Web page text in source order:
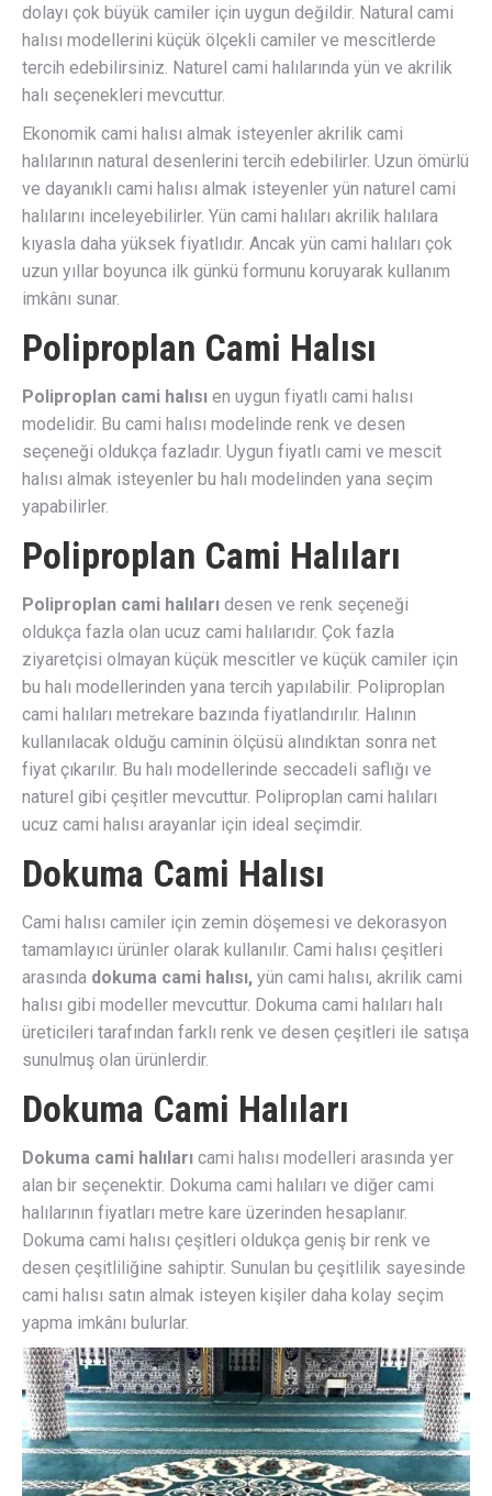
dolayı çok büyük camiler için uygun değildir. Natural cami
halısı modellerini küçük ölçekli camiler ve mescitlerde
tercih edebilirsiniz. Naturel cami halılarında yün ve akrilik
halı seçenekleri mevcuttur.
Ekonomik cami halısı almak isteyenler akrilik cami
halılarının natural desenlerini tercih edebilirler. Uzun ömürlü
ve dayanıklı cami halısı almak isteyenler yün naturel cami
halılarını inceleyebilirler. Yün cami halıları akrilik halılara
kıyasla daha yüksek fiyatlıdır. Ancak yün cami halıları çok
uzun yıllar boyunca ilk günkü formunu koruyarak kullanım
imkânı sunar.
Poliproplan Cami Halısı
Poliproplan cami halısı en uygun fiyatlı cami halısı
modelidir. Bu cami halısı modelinde renk ve desen
seçeneği oldukça fazladır. Uygun fiyatlı cami ve mescit
halısı almak isteyenler bu halı modelinden yana seçim
yapabilirler.
Poliproplan Cami Halıları
Poliproplan cami halıları desen ve renk seçeneği
oldukça fazla olan ucuz cami halılarıdır. Çok fazla
ziyaretçisi olmayan küçük mescitler ve küçük camiler için
bu halı modellerinden yana tercih yapılabilir. Poliproplan
cami halıları metrekare bazında fiyatlandırılır. Halının
kullanılacak olduğu caminin ölçüsü alındıktan sonra net
fiyat çıkarılır. Bu halı modellerinde seccadeli saflığı ve
naturel gibi çeşitler mevcuttur. Poliproplan cami halıları
ucuz cami halısı arayanlar için ideal seçimdir.
Dokuma Cami Halısı
Cami halısı camiler için zemin döşemesi ve dekorasyon
tamamlayıcı ürünler olarak kullanılır. Cami halısı çeşitleri
arasında dokuma cami halısı, yün cami halısı, akrilik cami
halısı gibi modeller mevcuttur. Dokuma cami halıları halı
üreticileri tarafından farklı renk ve desen çeşitleri ile satışa
sunulmuş olan ürünlerdir.
Dokuma Cami Halıları
Dokuma cami halıları cami halısı modelleri arasında yer
alan bir seçenektir. Dokuma cami halıları ve diğer cami
halılarının fiyatları metre kare üzerinden hesaplanır.
Dokuma cami halısı çeşitleri oldukça geniş bir renk ve
desen çeşitliliğine sahiptir. Sunulan bu çeşitlilik sayesinde
cami halısı satın almak isteyen kişiler daha kolay seçim
yapma imkânı bulurlar.